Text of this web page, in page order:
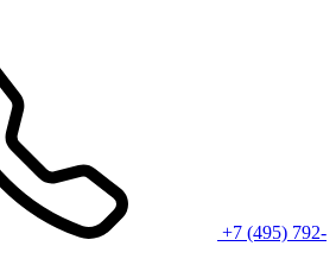
+7 (495) 792-